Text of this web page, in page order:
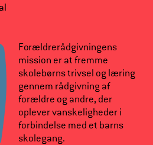
Forældrerådgivningens
mission er at fremme
skolebørns trivsel og læring
gennem rådgivning af
forældre og andre, der
oplever vanskeligheder i
forbindelse med et barns
skolegang.